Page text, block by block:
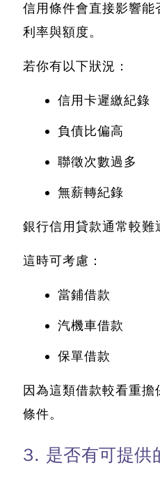
信用條件會直接影響
利率與額度。
若你有以下狀況：
信用卡遲繳紀錄
負債比偏高
聯徵次數過多
無薪轉紀錄
銀行信用貸款通常較難
這時可考慮：
當鋪借款
汽機車借款
保單借款
因為這類借款較看重
條件。
3. 是否有可提供